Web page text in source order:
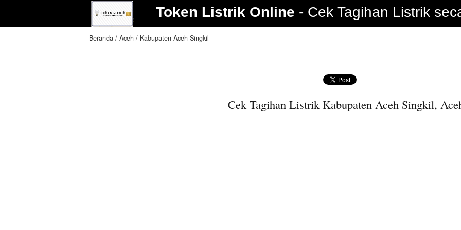
Token Listrik Online Cek Tagihan Listrik
Beranda Aceh Kabupaten Aceh Singkil
Cek Tagihan Listrik Kabupaten Aceh Singkil,